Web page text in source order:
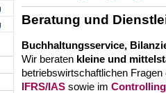
Beratung und
Buchhaltungsservice,
Wir beraten kleine und
betriebswirtschaftlichen
IFRS/IAS sowie im Controlling